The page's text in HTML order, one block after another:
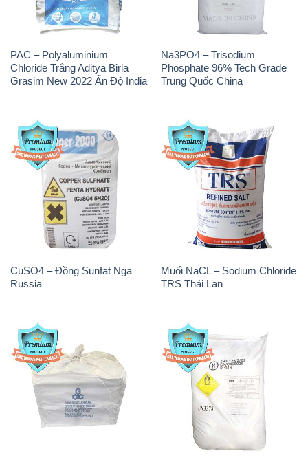
PAC – Polyaluminium
Chloride Trắng Aditya Birla
Grasim New 2022 Ấn Độ India
Na3PO4 – Trisodium
Phosphate 96% Tech Grade
Trung Quốc China
CuSO4 – Đồng Sunfat Nga
Russia
Muối NaCL – Sodium Chloride
TRS Thái Lan